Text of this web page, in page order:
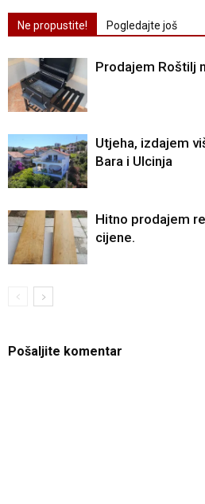
Ne propustite! Pogledajte još
Prodajem Roštilj
Utjeha, izdajem
Bara i Ulcinja
Hitno prodajem
cijene.
Pošaljite komentar